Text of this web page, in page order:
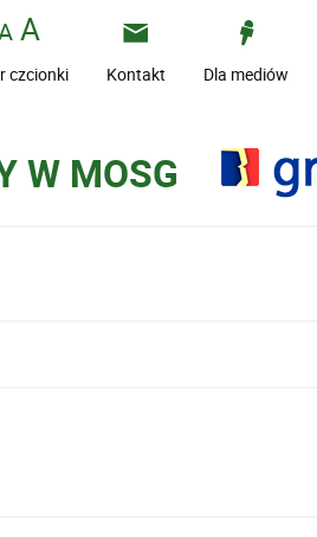
czcionki Kontakt Dla mediów
W MOSG